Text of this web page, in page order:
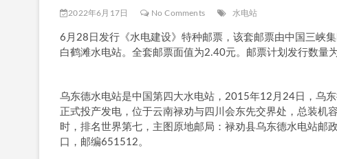
2022年6月17日 No Comments 水电站
6月28日发行《水电建设》特种邮票，该套邮票由中国三峡
白鹤滩水电站。全套邮票面值为2.40元。邮票计划发行数量
乌东德水电站是中国第四大水电站，2015年12月24日，乌
正式投产发电，位于云南禄劝与四川会东先交界处，总装
时，排名世界第七，主图原地邮局：禄劝县乌东德水电站邮
口，邮编651512。